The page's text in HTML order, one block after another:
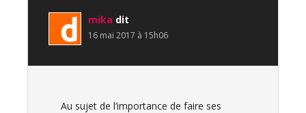
mika dit
16 mai 2017 à 15h06
Au sujet de l’importance de faire ses